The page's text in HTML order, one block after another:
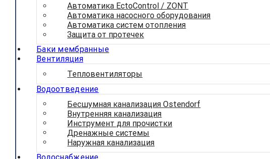
Автоматика EctoControl / ZONT
Автоматика насосного оборудования
Автоматика систем отопления
Защита от протечек
Баки мембранные
Вентиляция
Тепловентиляторы
Водоотведение
Бесшумная канализация Ostendorf
Внутренняя канализация
Инструмент для прочистки
Дренажные системы
Наружная канализация